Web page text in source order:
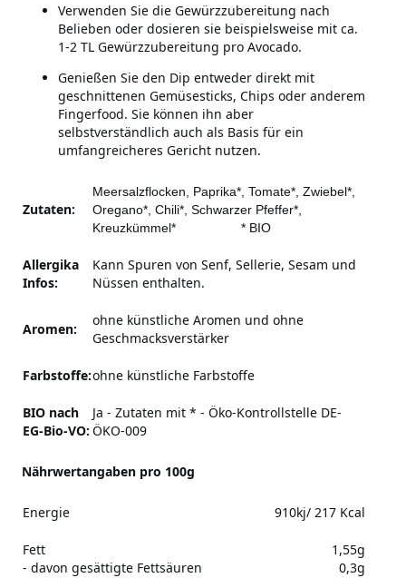
Verwenden Sie die Gewürzzubereitung nach
Belieben oder dosieren sie beispielsweise mit ca.
1-2 TL Gewürzzubereitung pro Avocado.
Genießen Sie den Dip entweder direkt mit
geschnittenen Gemüsesticks, Chips oder anderem
Fingerfood. Sie können ihn aber
selbstverständlich auch als Basis für ein
umfangreicheres Gericht nutzen.
Zutaten:
Meersalzflocken , Paprika*, Tomate*, Zwiebel*,
Oregano*, Chili*, Schwarzer Pfeffer*,
Kreuzkümmel* * BIO
Allergika
Infos:
Kann Spuren von Senf, Sellerie, Sesam und
Nüssen enthalten.
Aromen:
ohne künstliche Aromen und ohne
Geschmacksverstärker
Farbstoffe:ohne künstliche Farbstoffe
BIO nach
EG-Bio-VO:
Ja - Zutaten mit * - Öko-Kontrollstelle DE-
ÖKO-009
Nährwertangaben pro 100g
Energie 910kj/ 217 Kcal
Fett
- davon gesättigte Fettsäuren
1,55g
0,3g